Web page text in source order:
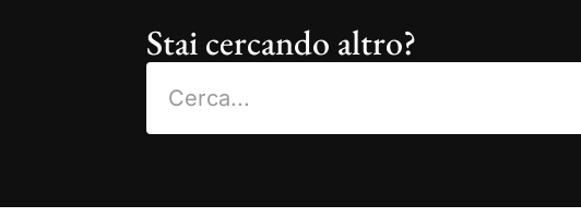
Stai cercando altro?